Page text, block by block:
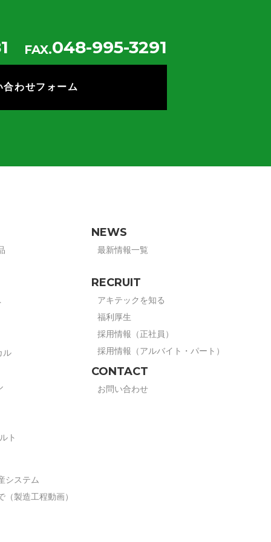
FAX.048-995-3291
合わせフォーム
ル
ト
システム
（製造工程動画）
NEWS
最新情報一覧
RECRUIT
アキテックを知る
福利厚生
採用情報（正社員）
採用情報（アルバイト・パート）
CONTACT
お問い合わせ